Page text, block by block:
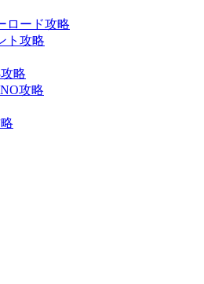
ロード攻略
ト攻略
略
攻略